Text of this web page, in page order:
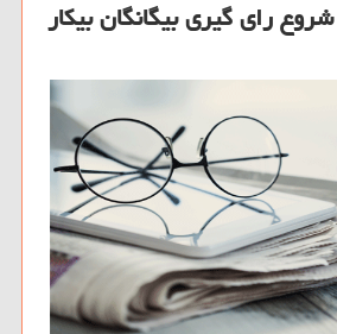
رای گیری بیگانگان بیکار